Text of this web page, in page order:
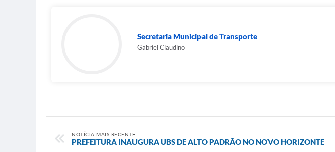
Secretaria Municipal de Transporte
Gabriel Claudino
NOTÍCIA MAIS RECENTE
PREFEITURA INAUGURA UBS DE ALTO PADRÃO NO NOVO HORIZONTE